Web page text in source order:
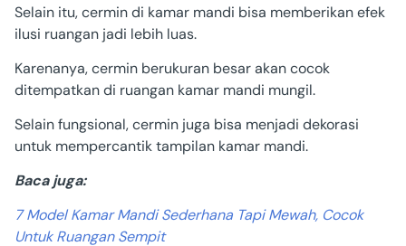
Selain itu, cermin di kamar mandi bisa memberikan efek
ilusi ruangan jadi lebih luas.
Karenanya, cermin berukuran besar akan cocok
ditempatkan di ruangan kamar mandi mungil.
Selain fungsional, cermin juga bisa menjadi dekorasi
untuk mempercantik tampilan kamar mandi.
Baca juga:
7 Model Kamar Mandi Sederhana Tapi Mewah, Cocok
Untuk Ruangan Sempit